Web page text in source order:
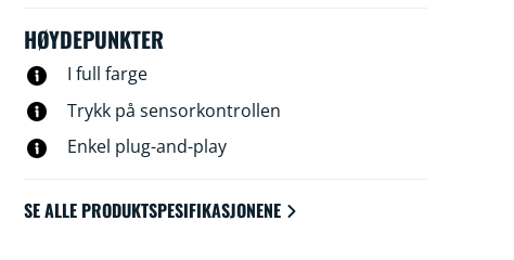
HØYDEPUNKTER
I full farge
Trykk på sensorkontrollen
Enkel plug-and-play
SE ALLE PRODUKTSPESIFIKASJONENE